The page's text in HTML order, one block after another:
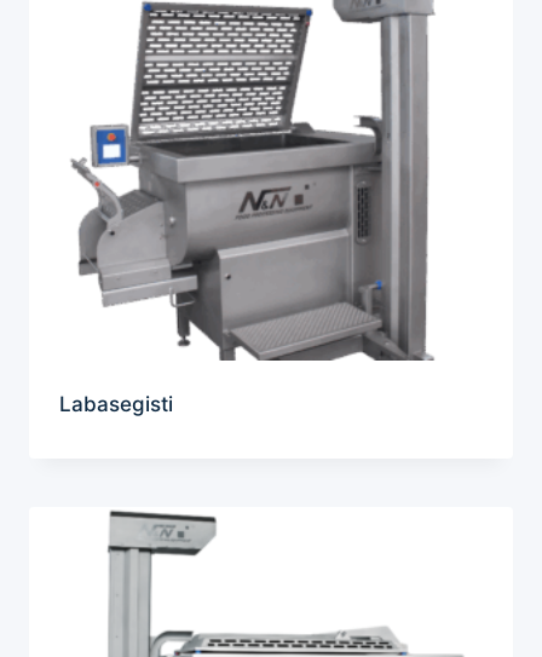
Labasegisti